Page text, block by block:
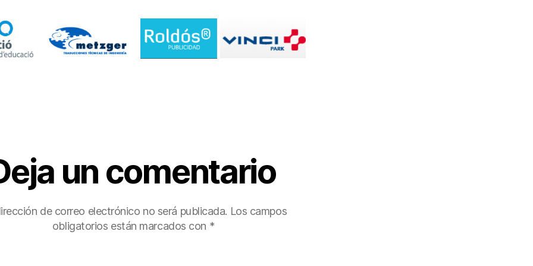
un comentario
de correo electrónico no será publicada. Los campos
obligatorios están marcados con *